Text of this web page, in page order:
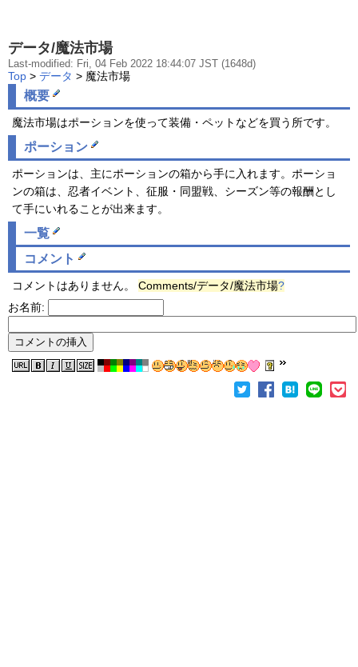
データ/魔法市場
Last-modified: Fri, 04 Feb 2022 18:44:07 JST (1648d)
Top > データ > 魔法市場
概要
魔法市場はポーションを使って装備・ペットなどを買う所です。
ポーション
ポーションは、主にポーションの箱から手に入れます。ポーショ
ンの箱は、忍者イベント、征服・同盟戦、シーズン等の報酬とし
て手にいれることが出来ます。
一覧
コメント
コメントはありません。 Comments/データ/魔法市場?
お名前: